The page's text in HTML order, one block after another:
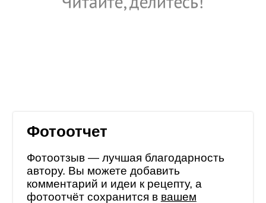
Фотоотчет
Фотоотзыв — лучшая благодарность
автору. Вы можете добавить
комментарий и идеи к рецепту, а
фотоотчёт сохранится в вашем